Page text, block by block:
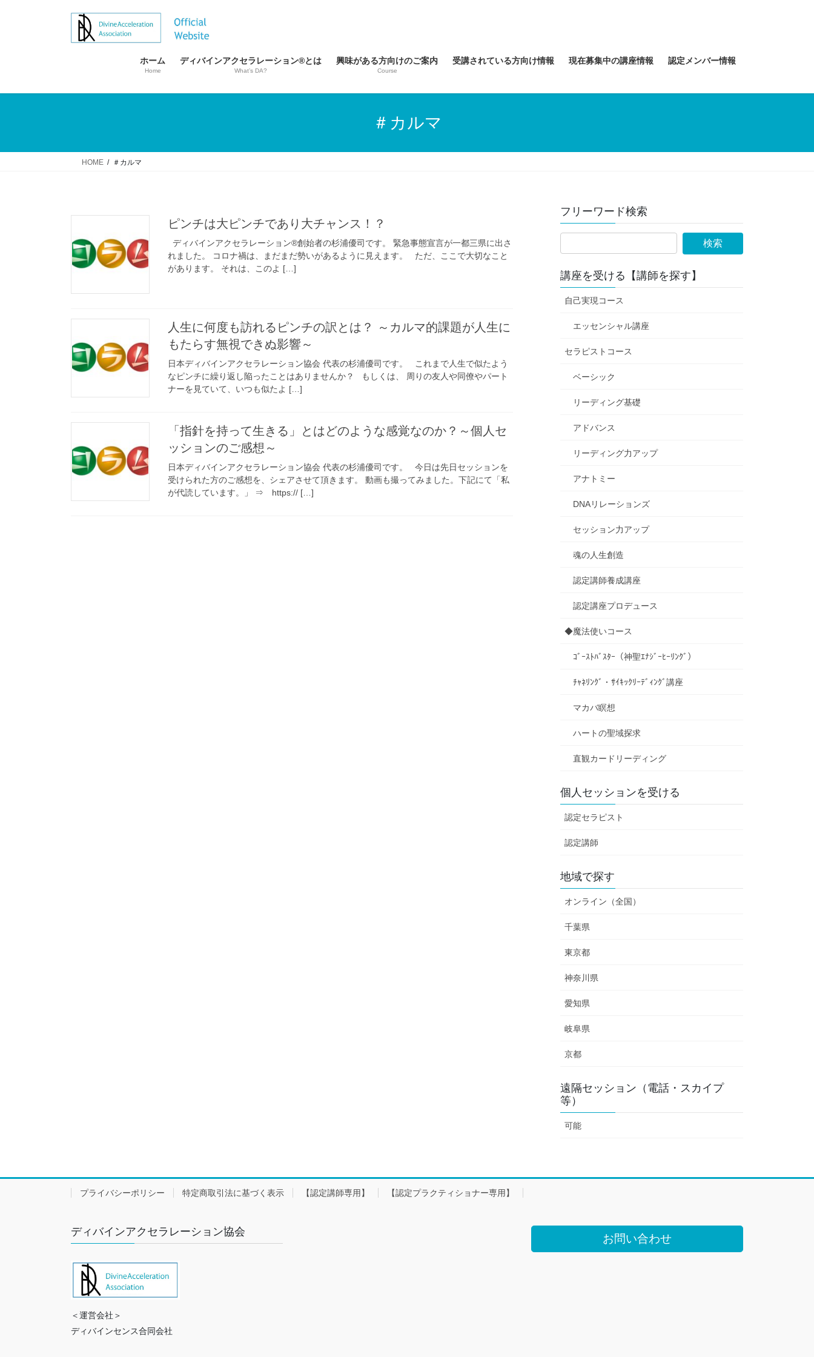
ス
ン
ホーム
Home
ディバインアクセラレーション®とは
What’s DA?
興味がある方向けのご案内
Course
受講されている方向け情報 現在募集中の講座情報 認定メンバー情報
＃カルマ
HOME ＃カルマ
ピンチは大ピンチであり大チャンス！？
ディバインアクセラレーション®創始者の杉浦優司です。 緊急事態宣言が一都三県に出さ
れました。 コロナ禍は、まだまだ勢いがあるように見えます。 ただ、ここで大切なこと
があります。 それは、このよ […]
人生に何度も訪れるピンチの訳とは？ ～カルマ的課題が人生に
もたらす無視できぬ影響～
日本ディバインアクセラレーション協会 代表の杉浦優司です。 これまで人生で似たよう
なピンチに繰り返し陥ったことはありませんか？ もしくは、 周りの友人や同僚やパート
ナーを見ていて、いつも似たよ […]
「指針を持って生きる」とはどのような感覚なのか？～個人セ
ッションのご感想～
日本ディバインアクセラレーション協会 代表の杉浦優司です。 今日は先日セッションを
受けられた方のご感想を、シェアさせて頂きます。 動画も撮ってみました。下記にて「私
が代読しています。」 ⇒ https:// […]
フリーワード検索
講座を受ける【講師を探す】
自己実現コース
エッセンシャル講座
セラピストコース
ベーシック
リーディング基礎
アドバンス
リーディング力アップ
アナトミー
DNAリレーションズ
セッション力アップ
魂の人生創造
認定講師養成講座
認定講座プロデュース
◆魔法使いコース
ｺﾞｰｽﾄﾊﾞｽﾀｰ（神聖ｴﾅｼﾞｰﾋｰﾘﾝｸﾞ）
ﾁｬﾈﾘﾝｸﾞ・ｻｲｷｯｸﾘｰﾃﾞｨﾝｸﾞ講座
マカバ瞑想
ハートの聖域探求
直観カードリーディング
個人セッションを受ける
認定セラピスト
認定講師
地域で探す
オンライン（全国）
千葉県
東京都
神奈川県
愛知県
岐阜県
京都
遠隔セッション（電話・スカイプ
等）
可能
プライバシーポリシー 特定商取引法に基づく表示 【認定講師専用】 【認定プラクティショナー専用】
ディバインアクセラレーション協会
＜運営会社＞
ディバインセンス合同会社
お問い合わせ